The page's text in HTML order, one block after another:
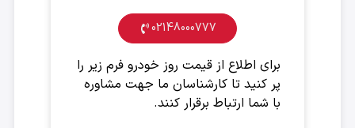
02148000777
برای اطلاع از قیمت روز خودرو فرم زیر را
پر کنید تا کارشناسان ما جهت مشاوره
با شما ارتباط برقرار کنند.